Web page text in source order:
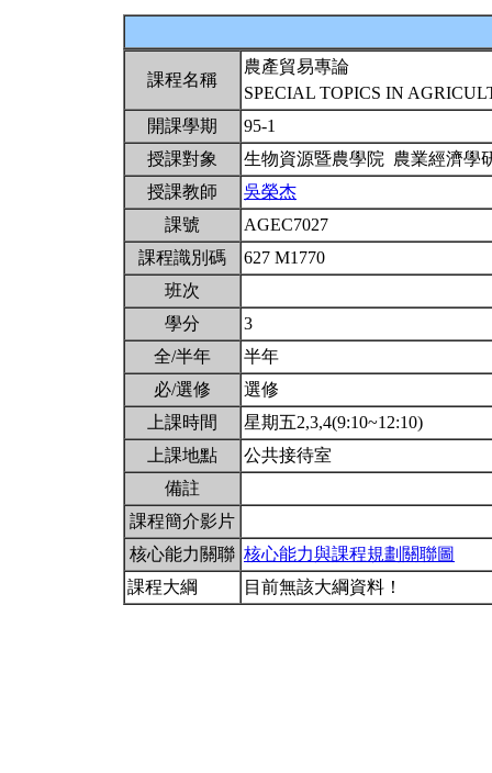
課程名稱
農產貿易專論
SPECIAL TOPICS IN
開課學期
95-1
授課對象
生物資源暨農學院 農業經濟學
授課教師
吳榮杰
課號
AGEC7027
課程識別碼
627 M1770
班次
學分
3
全/半年
半年
必/選修
選修
上課時間
星期五2,3,4(9:10~12:10)
上課地點
公共接待室
備註
課程簡介影片
核心能力關聯 核心能力與課程規劃關聯圖
課程大綱
目前無該大綱資料！